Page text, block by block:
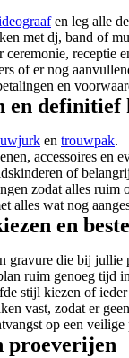
en leg alle
met dj, band of
ceremonie, receptie
of er nog
en
en definitief
en trouwpak.
accessoires en
of
zodat alles ruim
alles wat nog
en
gravure die bij jullie
ruim genoeg tijd
stijl kiezen of
vast, zodat er
op een veilige
proeverijen